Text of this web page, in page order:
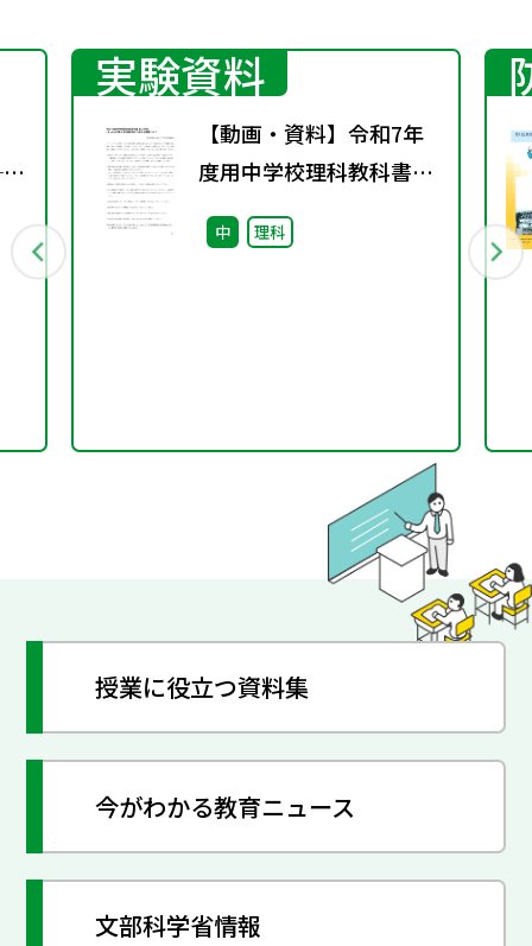
実験資料
【動画・資料】令和7年
度用中学校理科教科書
「新編 新しい科学」 2年
p.38-39実験3「鉄と硫黄
中 理科
授業に役立つ資料集
今がわかる教育ニュース
文部科学省情報